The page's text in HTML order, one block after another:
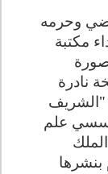
وحرمه
مكتبة
نادرة
"الشريف
علم
1154، وقام بنشرها